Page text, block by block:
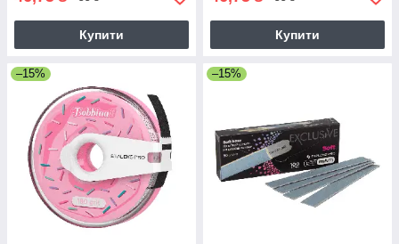
Купити Купити
–15% –15%